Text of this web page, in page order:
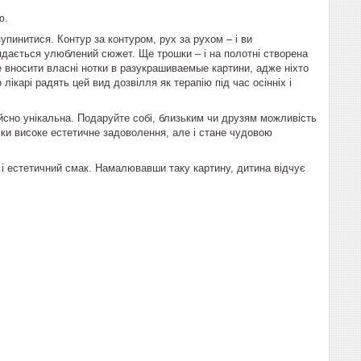
Контур за контуром, рух за рухом – і ви
улюблений сюжет. Ще трошки – і на полотні створена
власні нотки в разукрашиваемые картини, адже ніхто
радять цей вид дозвілля як терапію під час осінніх і
унікальна. Подаруйте собі, близьким чи друзям можливість
високе естетичне задоволення, але і стане чудовою
естетичний смак. Намалювавши таку картину, дитина відчує